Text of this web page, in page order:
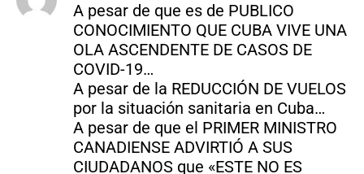
A pesar de que es de PUBLICO
CONOCIMIENTO QUE CUBA VIVE UNA
OLA ASCENDENTE DE CASOS DE
COVID-19…
A pesar de la REDUCCIÓN DE VUELOS
por la situación sanitaria en Cuba…
A pesar de que el PRIMER MINISTRO
CANADIENSE ADVIRTIÓ A SUS
CIUDADANOS que «ESTE NO ES